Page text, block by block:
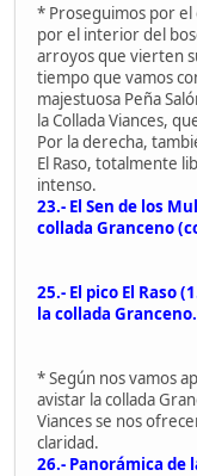
* Proseguimos por el
por el interior del
arroyos que vierten
tiempo que vamos
majestuosa Peña
la Collada Viances,
Por la derecha,
El Raso, totalmente
intenso.
23.- El Sen de los
collada Granceno
25.- El pico El Raso
la collada Granceno.
* Según nos vamos
avistar la collada
Viances se nos
claridad.
26.- Panorámica de